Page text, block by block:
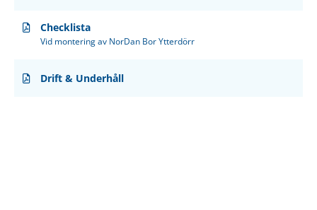
Checklista
Vid montering av NorDan Bor Ytterdörr
Drift & Underhåll